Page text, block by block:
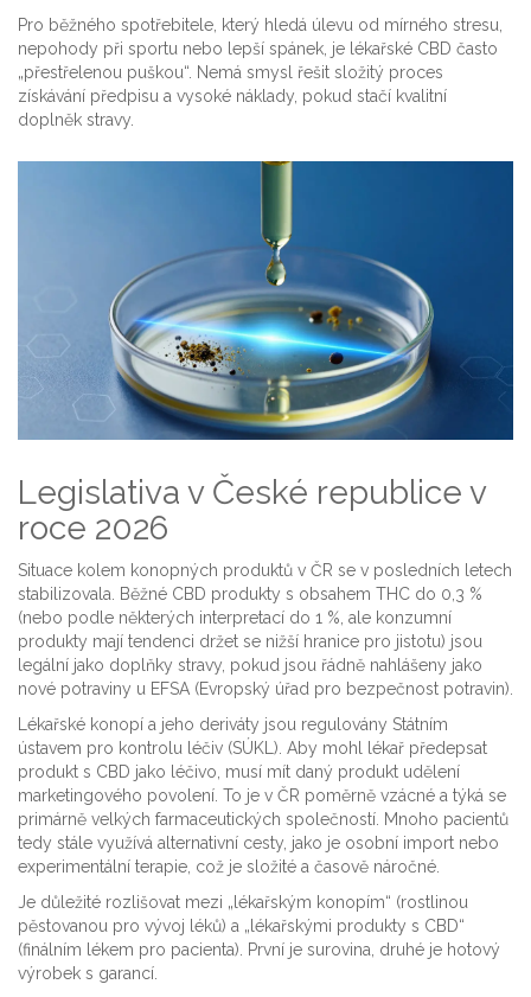
Pro běžného spotřebitele, který hledá úlevu od mírného stresu,
nepohody při sportu nebo lepší spánek, je lékařské CBD často
„přestřelenou puškou“. Nemá smysl řešit složitý proces
získávání předpisu a vysoké náklady, pokud stačí kvalitní
doplněk stravy.
Legislativa v České republice v
roce 2026
Situace kolem konopných produktů v ČR se v posledních letech
stabilizovala. Běžné CBD produkty s obsahem THC do 0,3 %
(nebo podle některých interpretací do 1 %, ale konzumní
produkty mají tendenci držet se nižší hranice pro jistotu) jsou
legální jako doplňky stravy, pokud jsou řádně nahlášeny jako
nové potraviny u EFSA (Evropský úřad pro bezpečnost potravin).
Lékařské konopí a jeho deriváty jsou regulovány Státním
ústavem pro kontrolu léčiv (SÚKL). Aby mohl lékař předepsat
produkt s CBD jako léčivo, musí mít daný produkt udělení
marketingového povolení. To je v ČR poměrně vzácné a týká se
primárně velkých farmaceutických společností. Mnoho pacientů
tedy stále využívá alternativní cesty, jako je osobní import nebo
experimentální terapie, což je složité a časově náročné.
Je důležité rozlišovat mezi „lékařským konopím“ (rostlinou
pěstovanou pro vývoj léků) a „lékařskými produkty s CBD“
(finálním lékem pro pacienta). První je surovina, druhé je hotový
výrobek s garancí.